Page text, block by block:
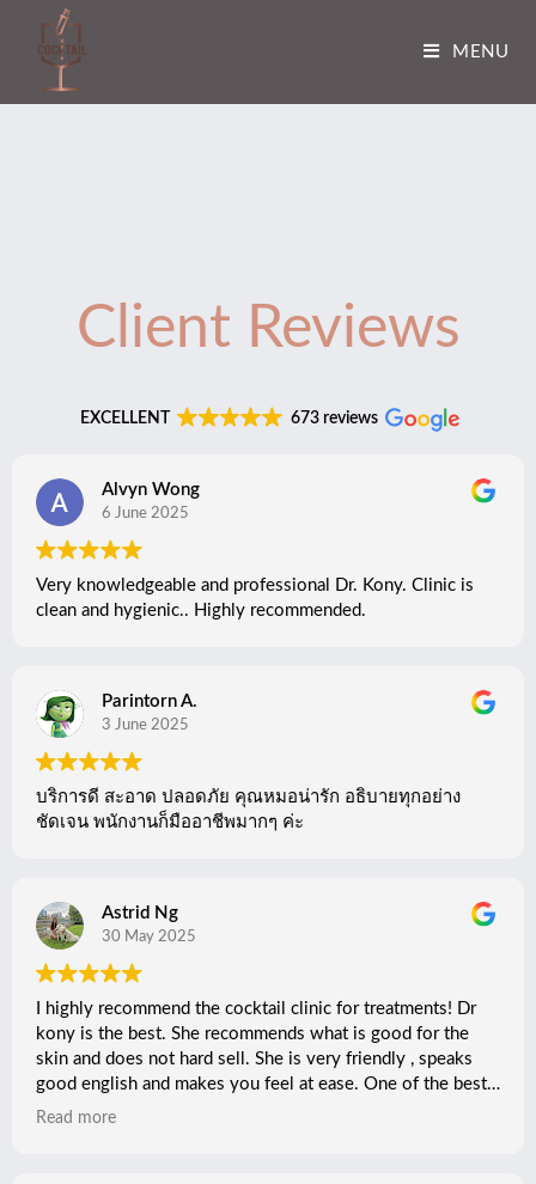
MENU
Client Reviews
EXCELLENT 673 reviews
Alvyn Wong
6 June 2025
Very knowledgeable and professional Dr. Kony. Clinic is
clean and hygienic.. Highly recommended.
Parintorn A.
3 June 2025
บริการดี สะอาด ปลอดภัย คุณหมอน่ารัก อธิบายทุกอย่าง
ชัดเจน พนักงานก็มืออาชีพมากๆ ค่ะ
Astrid Ng
30 May 2025
I highly recommend the cocktail clinic for treatments! Dr
kony is the best. She recommends what is good for the
skin and does not hard sell. She is very friendly , speaks
good english and makes you feel at ease. One of the best
clinic in bbk, clean and central, i will be back!
Read more